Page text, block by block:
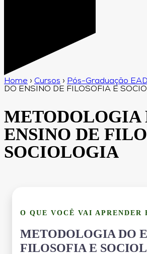
Home › Cursos › Pós-Graduação EAD
DO ENSINO DE FILOSOFIA E
METODOLOGIA
ENSINO DE
SOCIOLOGIA
O QUE VOCÊ VAI APRENDER
METODOLOGIA DO
FILOSOFIA E